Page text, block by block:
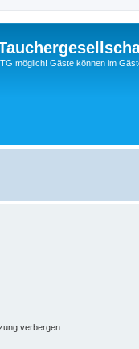
möglich! Gäste können im
verbergen